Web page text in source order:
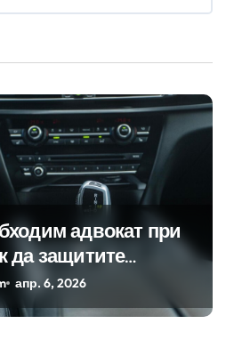
адвокат при
да защитите
апр. 6, 2026